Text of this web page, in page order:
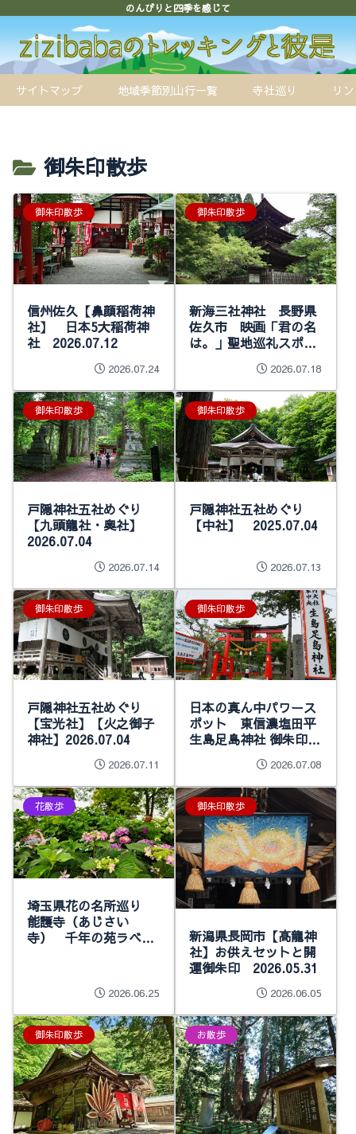
のんびりと四季を感じて
サイトマップ 地域季節別山行一覧 寺社巡り リ
御朱印散歩
御朱印散歩
信州佐久【鼻顔稲荷神
社】 日本5大稲荷神
社 2026.07.12
2026.07.24
御朱印散歩
新海三社神社 長野県
佐久市 映画「君の名
は。」聖地巡礼スポッ
2026.07.18
御朱印散歩
戸隠神社五社めぐり
【九頭龍社・奥社】
2026.07.04
2026.07.14
御朱印散歩
戸隠神社五社めぐり
【中社】 2025.07.04
2026.07.13
御朱印散歩
戸隠神社五社めぐり
【宝光社】【火之御子
神社】2026.07.04
2026.07.11
御朱印散歩
日本の真ん中パワース
ポット 東信濃塩田平
生島足島神社 御朱印巡
り 2026.07.04
2026.07.08
花散歩
埼玉県花の名所巡り
能護寺（あじさい
寺） 千年の苑ラベン
2026.06.25
御朱印散歩
新潟県長岡市【高龍神
社】お供えセットと開
運御朱印 2026.05.31
2026.06.05
御朱印散歩 お散歩